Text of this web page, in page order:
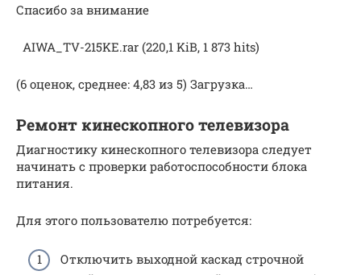
Спасибо за внимание
AIWA_TV-215KE.rar (220,1 KiB, 1 873 hits)
(6 оценок, среднее: 4,83 из 5) Загрузка…
Ремонт кинескопного телевизора
Диагностику кинескопного телевизора следует
начинать с проверки работоспособности блока
питания.
Для этого пользователю потребуется:
Отключить выходной каскад строчной